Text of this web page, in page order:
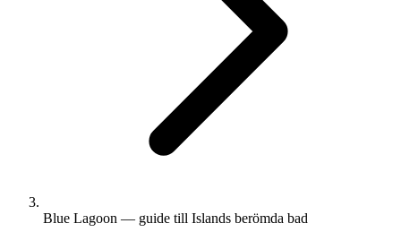
Blue Lagoon — guide till Islands berömda bad